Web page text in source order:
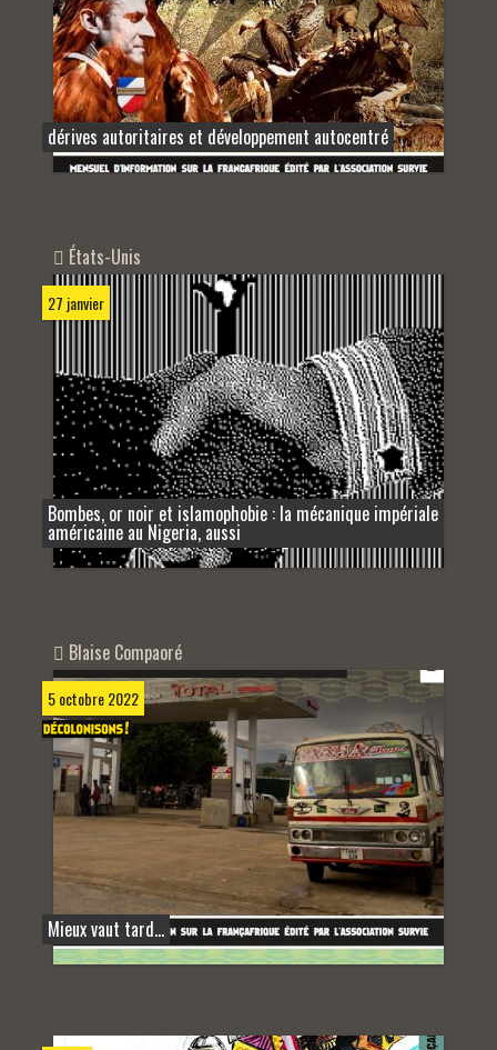
dérives autoritaires et développement autocentré
États-Unis
27 janvier
Bombes, or noir et islamophobie : la mécanique impériale
américaine au Nigeria, aussi
Blaise Compaoré
5 octobre 2022
Mieux vaut tard…